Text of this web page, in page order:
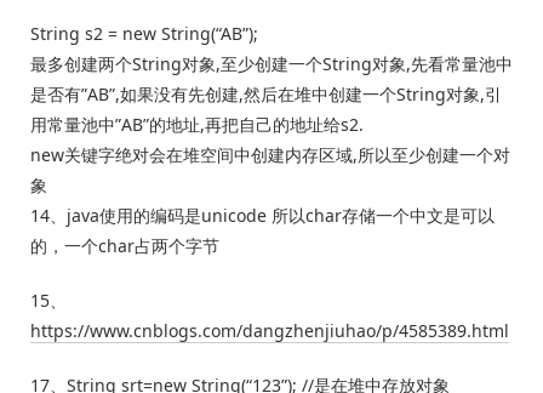
String s2 = new String(“AB”);
最多创建两个String对象,至少创建一个String对象,先看常量池中
是否有”AB”,如果没有先创建,然后在堆中创建一个String对象,引
用常量池中”AB”的地址,再把自己的地址给s2.
new关键字绝对会在堆空间中创建内存区域,所以至少创建一个对
象
14、java使用的编码是unicode 所以char存储一个中文是可以
的，一个char占两个字节
15、
https://www.cnblogs.com/dangzhenjiuhao/p/4585389.html
17、String srt=new String(“123”); //是在堆中存放对象